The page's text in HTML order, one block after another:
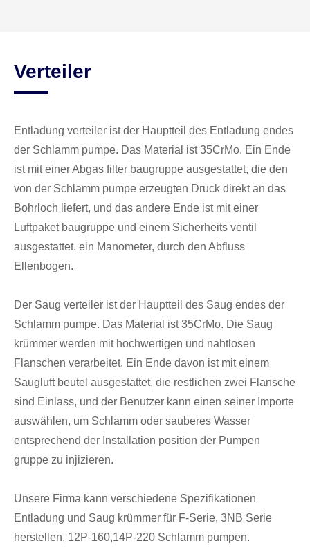
Verteiler
Entladung verteiler ist der Hauptteil des Entladung endes
der Schlamm pumpe. Das Material ist 35CrMo. Ein Ende
ist mit einer Abgas filter baugruppe ausgestattet, die den
von der Schlamm pumpe erzeugten Druck direkt an das
Bohrloch liefert, und das andere Ende ist mit einer
Luftpaket baugruppe und einem Sicherheits ventil
ausgestattet. ein Manometer, durch den Abfluss
Ellenbogen.
Der Saug verteiler ist der Hauptteil des Saug endes der
Schlamm pumpe. Das Material ist 35CrMo. Die Saug
krümmer werden mit hochwertigen und nahtlosen
Flanschen verarbeitet. Ein Ende davon ist mit einem
Saugluft beutel ausgestattet, die restlichen zwei Flansche
sind Einlass, und der Benutzer kann einen seiner Importe
auswählen, um Schlamm oder sauberes Wasser
entsprechend der Installation position der Pumpen
gruppe zu injizieren.
Unsere Firma kann verschiedene Spezifikationen
Entladung und Saug krümmer für F-Serie, 3NB Serie
herstellen, 12P-160,14P-220 Schlamm pumpen.